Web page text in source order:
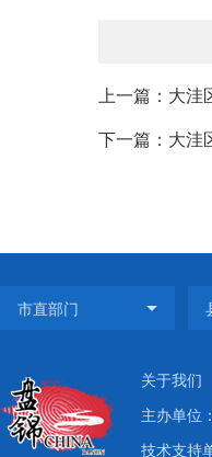
上一篇：大
下一篇：大洼
关于我们
主办单
技术支持